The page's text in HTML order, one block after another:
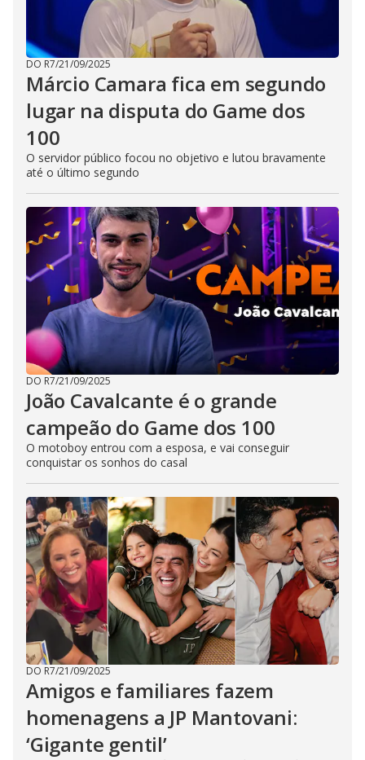
DO R7/21/09/2025
Márcio Camara fica em segundo
lugar na disputa do Game dos
100
O servidor público focou no objetivo e lutou bravamente
até o último segundo
DO R7/21/09/2025
João Cavalcante é o grande
campeão do Game dos 100
O motoboy entrou com a esposa, e vai conseguir
conquistar os sonhos do casal
DO R7/21/09/2025
Amigos e familiares fazem
homenagens a JP Mantovani:
‘Gigante gentil’